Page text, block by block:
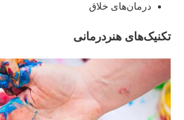
درمان‌های خلاق
تکنیک‌های هنردرمانی